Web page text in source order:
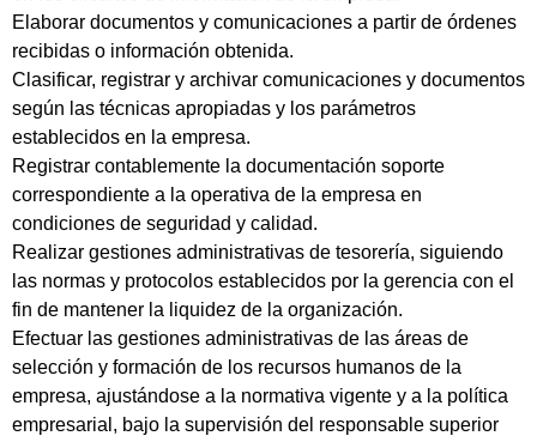
Elaborar documentos y comunicaciones a partir de órdenes
recibidas o información obtenida.
Clasificar, registrar y archivar comunicaciones y documentos
según las técnicas apropiadas y los parámetros
establecidos en la empresa.
Registrar contablemente la documentación soporte
correspondiente a la operativa de la empresa en
condiciones de seguridad y calidad.
Realizar gestiones administrativas de tesorería, siguiendo
las normas y protocolos establecidos por la gerencia con el
fin de mantener la liquidez de la organización.
Efectuar las gestiones administrativas de las áreas de
selección y formación de los recursos humanos de la
empresa, ajustándose a la normativa vigente y a la política
empresarial, bajo la supervisión del responsable superior